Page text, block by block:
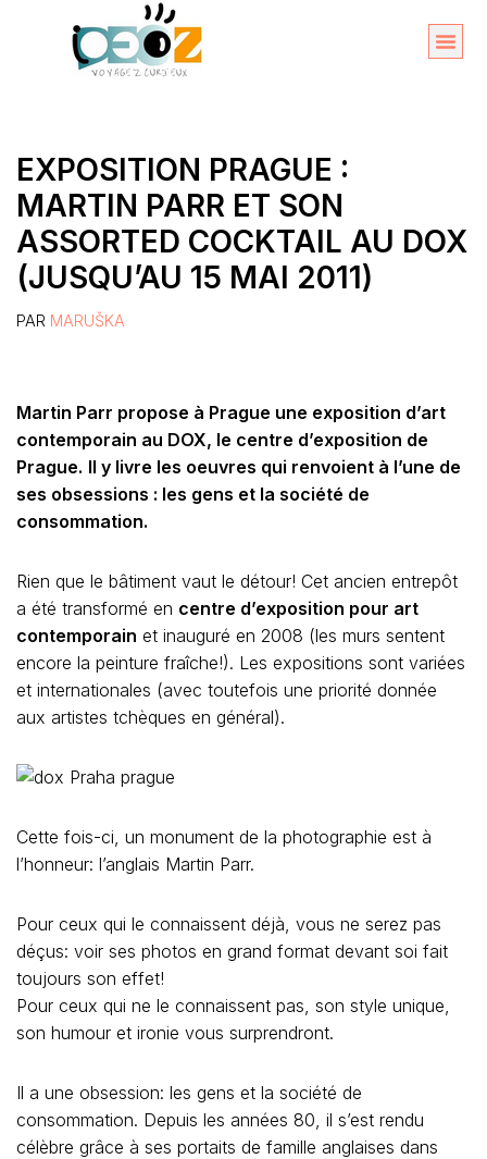
EXPOSITION PRAGUE :
MARTIN PARR ET SON
ASSORTED COCKTAIL AU DOX
(JUSQU’AU 15 MAI 2011)
PAR MARUŠKA
Martin Parr propose à Prague une exposition d’art
contemporain au DOX, le centre d’exposition de
Prague. Il y livre les oeuvres qui renvoient à l’une de
ses obsessions : les gens et la société de
consommation.
Rien que le bâtiment vaut le détour! Cet ancien entrepôt
a été transformé en centre d’exposition pour art
contemporain et inauguré en 2008 (les murs sentent
encore la peinture fraîche!). Les expositions sont variées
et internationales (avec toutefois une priorité donnée
aux artistes tchèques en général).
Cette fois-ci, un monument de la photographie est à
l’honneur: l’anglais Martin Parr.
Pour ceux qui le connaissent déjà, vous ne serez pas
déçus: voir ses photos en grand format devant soi fait
toujours son effet!
Pour ceux qui ne le connaissent pas, son style unique,
son humour et ironie vous surprendront.
Il a une obsession: les gens et la société de
consommation. Depuis les années 80, il s’est rendu
célèbre grâce à ses portaits de famille anglaises dans